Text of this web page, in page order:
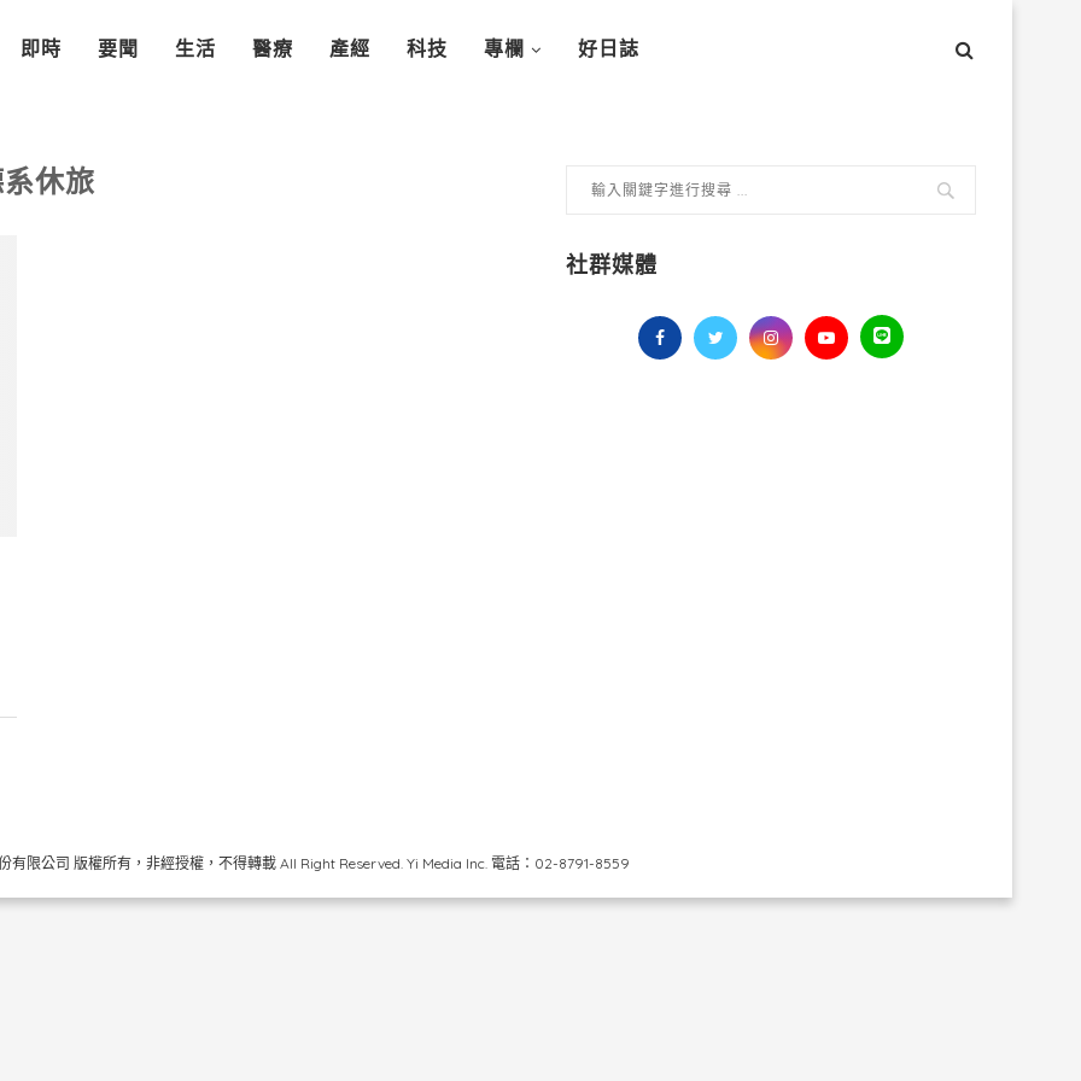
即時 要聞 生活 醫療 產經 科技 專欄 好日誌
休旅
社群媒體
有限公司 版權所有，非經授權，不得轉載 All Right Reserved. Yi Media Inc. 電話：02-8791-8559